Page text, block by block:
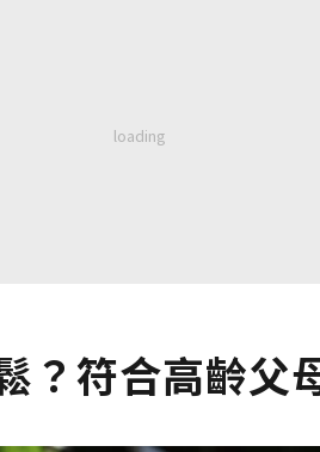
？符合高齡父